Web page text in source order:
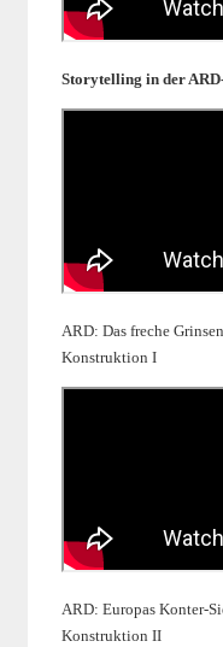
Storytelling in der
ARD: Das freche
Konstruktion I
ARD: Europas Konter-
Konstruktion II